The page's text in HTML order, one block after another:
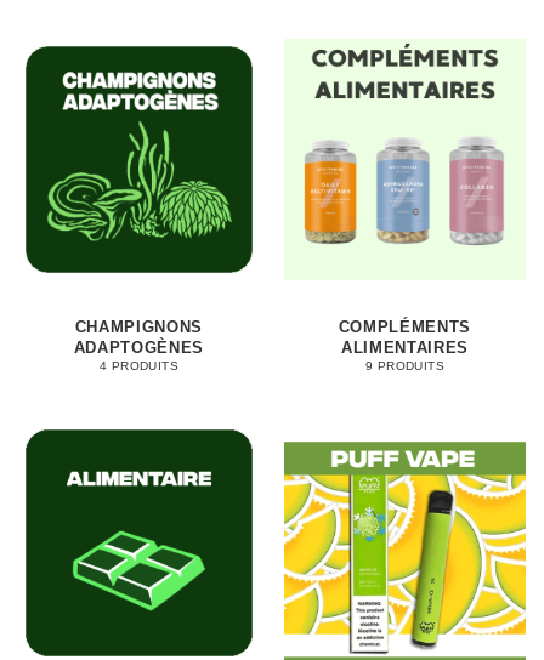
CHAMPIGNONS
ADAPTOGÈNES
4 PRODUITS
COMPLÉMENTS
ALIMENTAIRES
9 PRODUITS